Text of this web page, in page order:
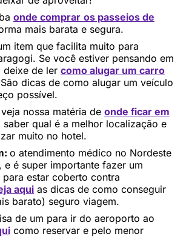
onde comprar os passeios de
mais barata e segura.
item que facilita muito para
Se você estiver pensando em
deixe de ler como alugar um carro
dicas de como alugar um veículo
possível.
veja nossa matéria de onde ficar em
saber qual é a melhor localização e
muito no hotel.
o atendimento médico no Nordeste
e é super importante fazer um
estar coberto contra
aqui as dicas de como conseguir
barato) seguro viagem.
de um para ir do aeroporto ao
como reservar e pelo menor